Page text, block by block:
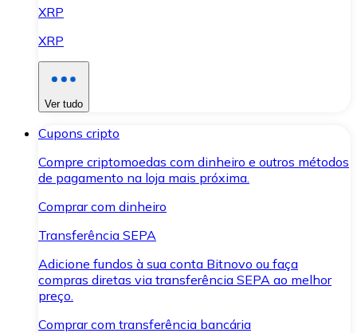
XRP
XRP
Ver tudo
Cupons cripto
Compre criptomoedas com dinheiro e outros métodos
de pagamento na loja mais próxima.
Comprar com dinheiro
Transferência SEPA
Adicione fundos à sua conta Bitnovo ou faça
compras diretas via transferência SEPA ao melhor
preço.
Comprar com transferência bancária